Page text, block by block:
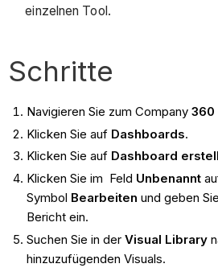
einzelnen Tool.
Schritte
Navigieren Sie zum Company 360
Klicken Sie auf Dashboards.
Klicken Sie auf Dashboard
Klicken Sie im Feld Unbenannt
Symbol Bearbeiten und geben
Bericht ein.
Suchen Sie in der Visual Library
hinzuzufügenden Visuals.